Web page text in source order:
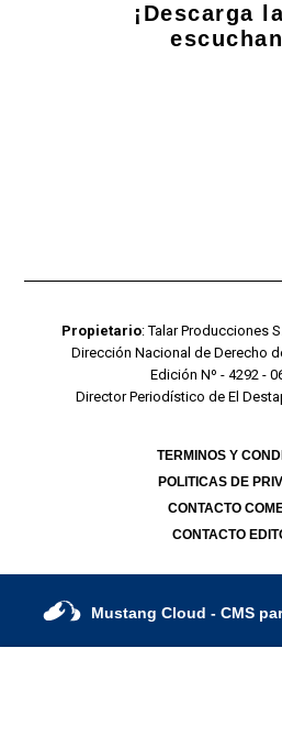
¡Descarga
Propietario: Talar Producciones
Dirección Nacional de Derecho
Edición Nº - 4292 -
Director Periodístico de El
TERMINOS Y
POLITICAS DE
CONTACTO
CONTACTO
Mustang Cloud - CMS